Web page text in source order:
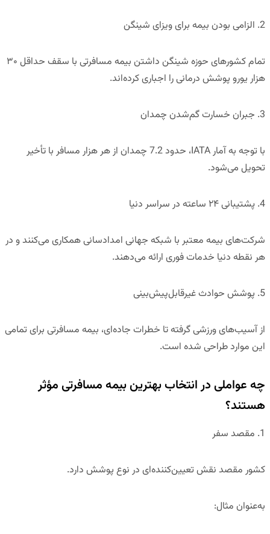
2. الزامی بودن بیمه برای ویزای شینگن
تمام کشورهای حوزه شینگن داشتن بیمه مسافرتی با سقف حداقل ۳۰
هزار یورو پوشش درمانیرا اجباری کرده‌اند.
3. جبران خسارت گم‌شدن چمدان
با توجه به آمار IATA، حدود 7.2 چمدان از هر هزار مسافر
با تأخیر
تحویل می‌شود.
4. پشتیبانی ۲۴ ساعته در سراسر دنیا
شرکت‌های بیمه معتبر با شبکه جهانی امدادسانی همکاری می‌کنند و در
هر نقطه دنیا خدمات فوری ارائه می‌دهند.
5. پوشش حوادث غیرقابل‌پیش‌بینی
از آسیب‌های ورزشی گرفته تا خطرات جاده‌ای، بیمه مسافرتی برای تمامی
این موارد طراحی شده است.
چه عواملی در انتخاب بهترین بیمه مسافرتی مؤثر
هستند؟
1. مقصد سفر
کشور مقصد نقش تعیین‌کننده‌ای در نوع پوشش دارد.
به‌عنوان مثال: